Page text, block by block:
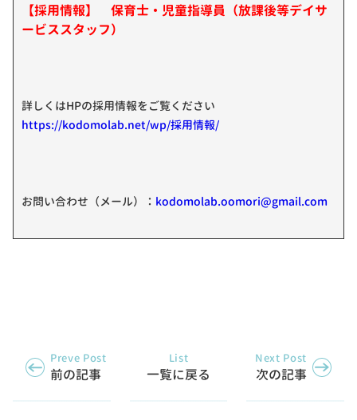
【採用情報】 保育士・児童指導員（放課後等デイサ
ービススタッフ）
詳しくはHPの採用情報をご覧ください
https://kodomolab.net/wp/採用情報/
お問い合わせ（メール）： kodomolab.oomori@gmail.com
Preve Post
前の記事
List
一覧に戻る
Next Post
次の記事